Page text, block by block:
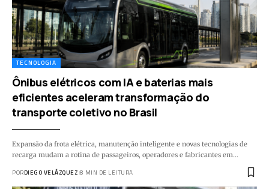
TECNOLOGIA
Ônibus elétricos com IA e baterias mais
eficientes aceleram transformação do
transporte coletivo no Brasil
Expansão da frota elétrica, manutenção inteligente e novas tecnologias de
recarga mudam a rotina de passageiros, operadores e fabricantes em…
PORDIEGO VELÁZQUEZ 8 MIN DE LEITURA